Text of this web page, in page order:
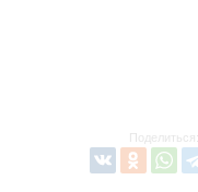
Поделиться: